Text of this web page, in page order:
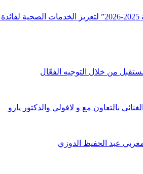
من خلال التوجيه الفعّال
بالتعاون مع و لافولي والدكتور يارو
عبد الحفيظ الدوزي